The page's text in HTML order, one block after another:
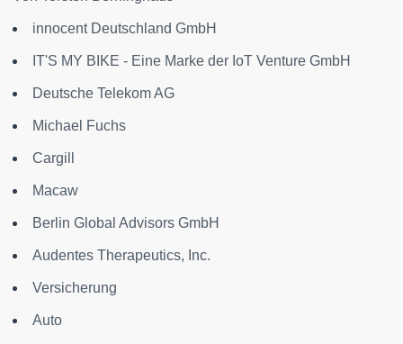
innocent Deutschland GmbH
IT'S MY BIKE - Eine Marke der IoT Venture GmbH
Deutsche Telekom AG
Michael Fuchs
Cargill
Macaw
Berlin Global Advisors GmbH
Audentes Therapeutics, Inc.
Versicherung
Auto